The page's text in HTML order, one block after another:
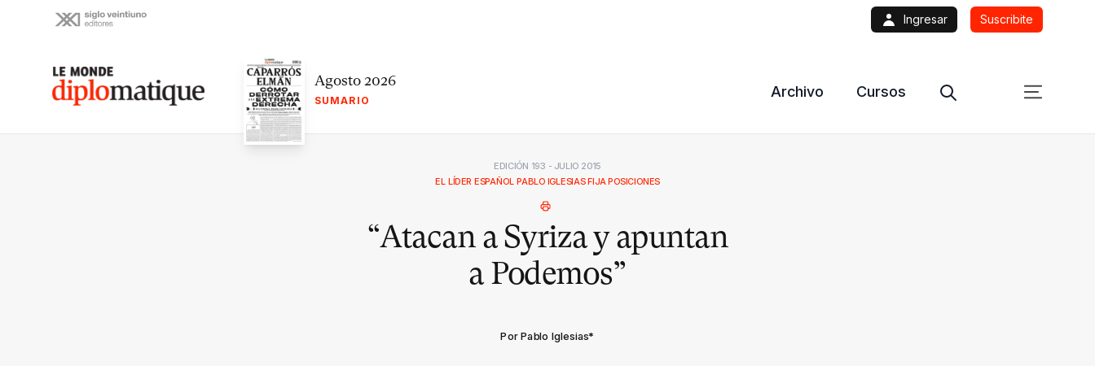
Ingresar Suscribite
Le monde diplomatique Agosto 2026
SUMARIO
Archivo Cursos
EDICIÓN 193 - JULIO 2015
EL LÍDER ESPAÑOL PABLO IGLESIAS FIJA POSICIONES
“Atacan a Syriza y apuntan
a Podemos”
Por Pablo Iglesias*